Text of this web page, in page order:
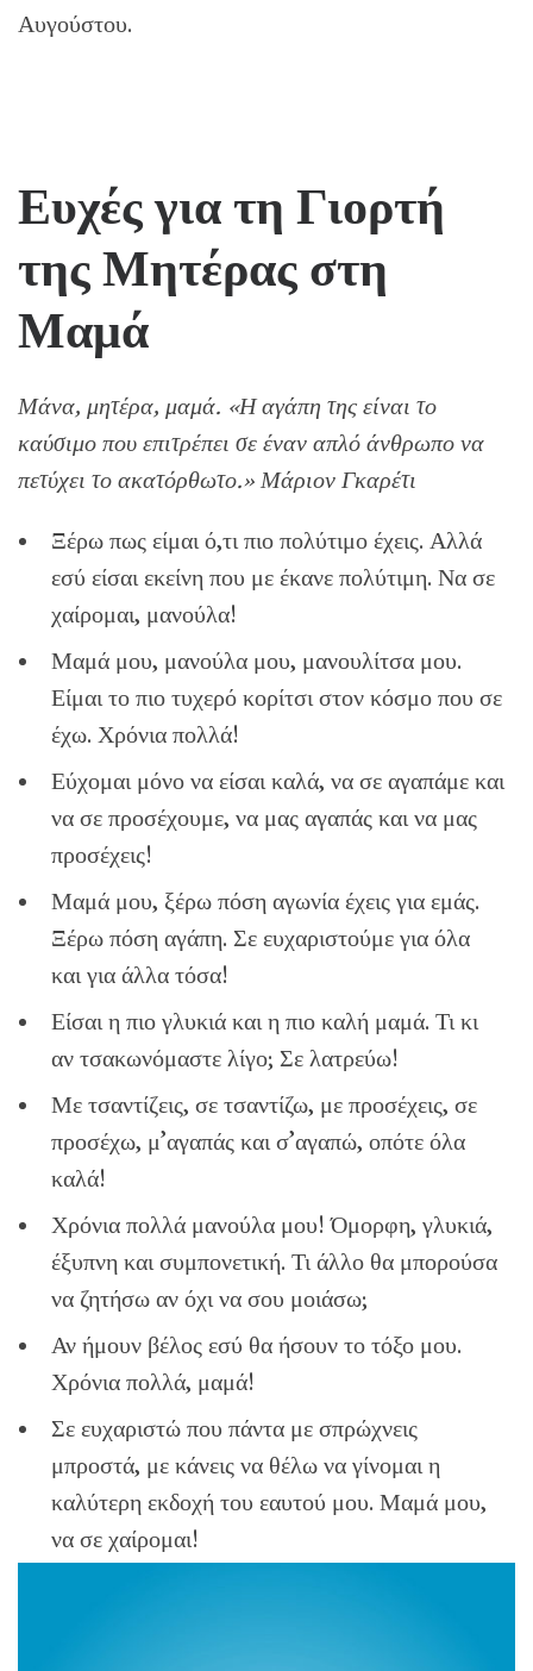
Αυγούστου.
Ευχές για τη Γιορτή
της Μητέρας στη
Μαμά
Μάνα, μητέρα, μαμά. «Η αγάπη της είναι το
καύσιμο που επιτρέπει σε έναν απλό άνθρωπο να
πετύχει το ακατόρθωτο.» Μάριον Γκαρέτι
Ξέρω πως είμαι ό,τι πιο πολύτιμο έχεις. Αλλά
εσύ είσαι εκείνη που με έκανε πολύτιμη. Να σε
χαίρομαι, μανούλα!
Μαμά μου, μανούλα μου, μανουλίτσα μου.
Είμαι το πιο τυχερό κορίτσι στον κόσμο που σε
έχω. Χρόνια πολλά!
Εύχομαι μόνο να είσαι καλά, να σε αγαπάμε και
να σε προσέχουμε, να μας αγαπάς και να μας
προσέχεις!
Μαμά μου, ξέρω πόση αγωνία έχεις για εμάς.
Ξέρω πόση αγάπη. Σε ευχαριστούμε για όλα
και για άλλα τόσα!
Είσαι η πιο γλυκιά και η πιο καλή μαμά. Τι κι
αν τσακωνόμαστε λίγο; Σε λατρεύω!
Με τσαντίζεις, σε τσαντίζω, με προσέχεις, σε
προσέχω, μ’αγαπάς και σ’αγαπώ, οπότε όλα
καλά!
Χρόνια πολλά μανούλα μου! Όμορφη, γλυκιά,
έξυπνη και συμπονετική. Τι άλλο θα μπορούσα
να ζητήσω αν όχι να σου μοιάσω;
Αν ήμουν βέλος εσύ θα ήσουν το τόξο μου.
Χρόνια πολλά, μαμά!
Σε ευχαριστώ που πάντα με σπρώχνεις
μπροστά, με κάνεις να θέλω να γίνομαι η
καλύτερη εκδοχή του εαυτού μου. Μαμά μου,
να σε χαίρομαι!